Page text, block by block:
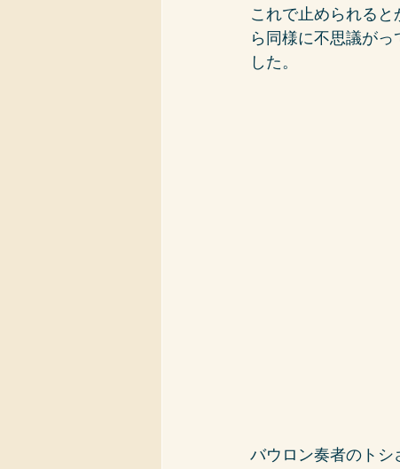
これで止められる
ら同様に不思議が
した。
バウロン奏者のトシ